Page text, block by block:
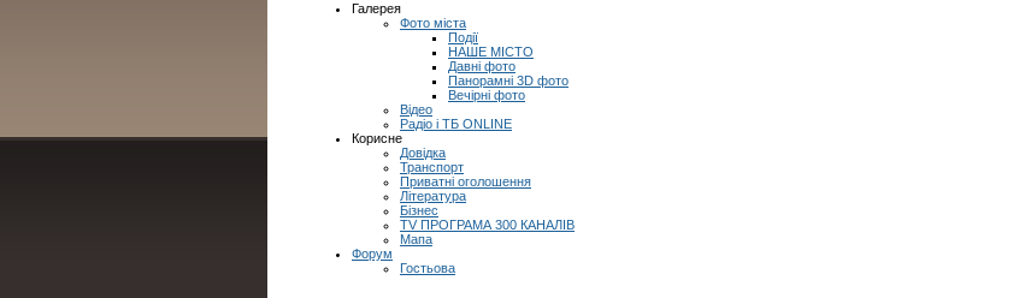
Галерея
Фото міста
Події
НАШЕ МІСТО
Давні фото
Панорамні 3D фото
Вечірні фото
Відео
Радіо і ТБ ONLINE
Корисне
Довідка
Транспорт
Приватні оголошення
Література
Бізнес
TV ПРОГРАМА 300 КАНАЛІВ
Мапа
Форум
Гостьова